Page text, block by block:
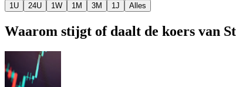
1U 24U 1W 1M 3M 1J Alles
Waarom stijgt of daalt de koers van